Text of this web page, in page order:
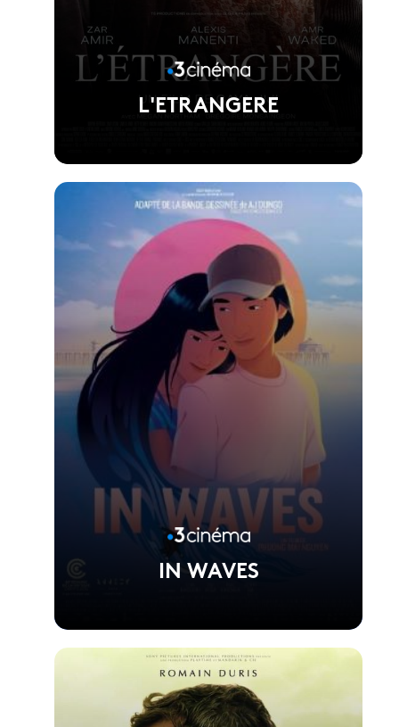
L'ETRANGERE
Réalisé par Gaya jiji
Voir la fiche du film
IN WAVES
Voir la fiche du film